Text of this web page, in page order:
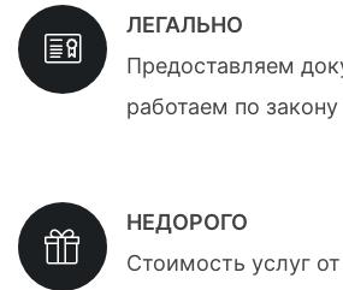
ЛЕГАЛЬНО
Предоставляем
работаем по закону
НЕДОРОГО
Стоимость услуг